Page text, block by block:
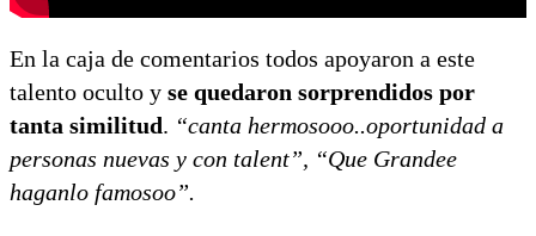
En la caja de comentarios todos apoyaron a este
talento oculto y se quedaron sorprendidos por
tanta similitud. “canta hermosooo..oportunidad a
personas nuevas y con talent”, “Que Grandee
haganlo famosoo”.